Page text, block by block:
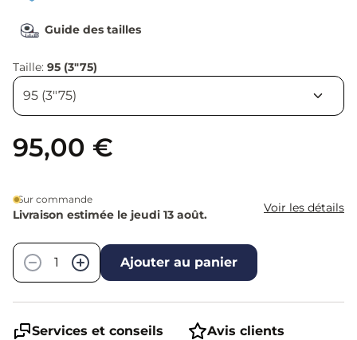
Guide des tailles
Taille: 95 (3"75)
95,00 €
Sur commande
Livraison estimée le jeudi 13 août. Voir les détails
−
+ Ajouter au panier
Services et conseils Avis clients